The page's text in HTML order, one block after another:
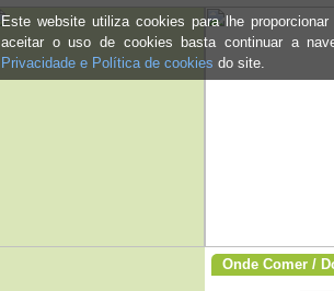
Este website utiliza cookies para lhe
aceitar o uso de cookies basta continuar a
Privacidade e Política de cookies do site.
Onde Comer /